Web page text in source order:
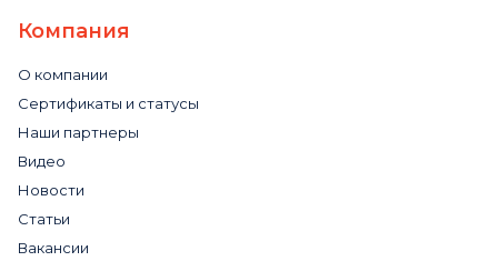
Компания
О компании
Сертификаты и статусы
Наши партнеры
Видео
Новости
Статьи
Вакансии